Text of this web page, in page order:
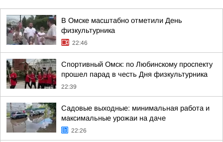
В Омске масштабно отметили День
физкультурника
22:46
Спортивный Омск: по Любинскому проспекту
прошел парад в честь Дня физкультурника
22:39
Садовые выходные: минимальная работа и
максимальные урожаи на даче
22:26